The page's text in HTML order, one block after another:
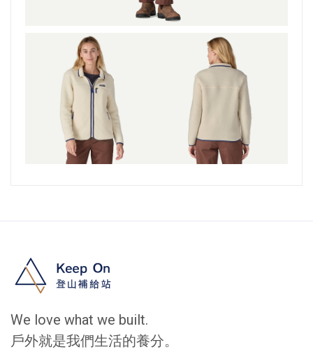
We love what we built.
戶外就是我們生活的養分。